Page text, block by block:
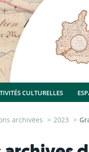
CULTURELLES
archivées 2023